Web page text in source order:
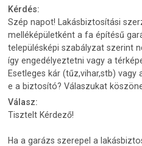
Kérdés:
Szép napot! Lakásbiztosítási
melléképületként a fa építésű
településképi szabályzat szerint
így engedélyeztetni vagy a
Esetleges kár (tűz,vihar,stb)
e a biztosító? Válaszukat
Válasz:
Tisztelt Kérdező!
Ha a garázs szerepel a